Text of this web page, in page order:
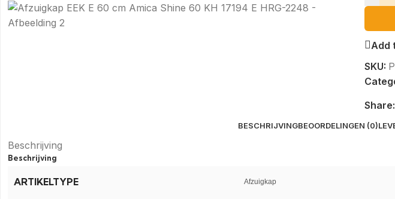
Add
SKU:
Share:
BESCHRIJVINGBEOORDELINGEN (0)
Beschrijving
Beschrijving
ARTIKELTYPE Afzuigkap